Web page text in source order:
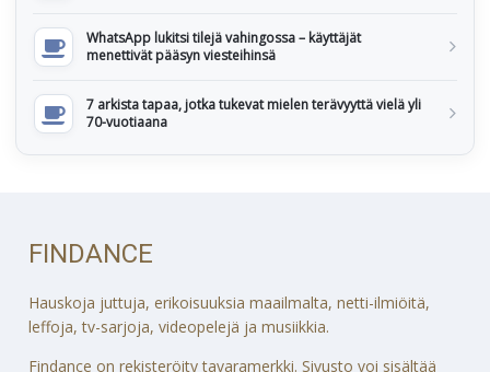
WhatsApp lukitsi tilejä vahingossa – käyttäjät
menettivät pääsyn viesteihinsä
7 arkista tapaa, jotka tukevat mielen terävyyttä vielä yli
70-vuotiaana
FINDANCE
Hauskoja juttuja, erikoisuuksia maailmalta, netti-ilmiöitä,
leffoja, tv-sarjoja, videopelejä ja musiikkia.
Findance on rekisteröity tavaramerkki. Sivusto voi sisältää